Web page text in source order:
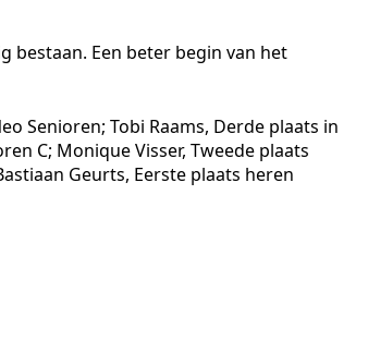
bestaan. Een beter begin van het
Senioren; Tobi Raams, Derde plaats in
C; Monique Visser, Tweede plaats
Geurts, Eerste plaats heren